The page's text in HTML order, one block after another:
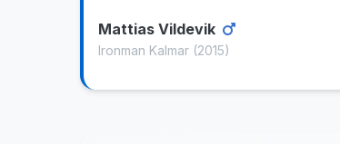
Mattias Vildevik
Ironman Kalmar (2015)